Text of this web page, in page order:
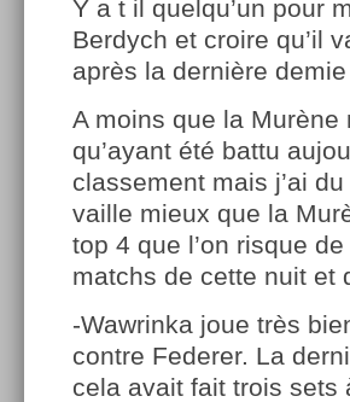
Y a t il quelqu’un pour
Berdych et croire qu’il
après la dernière
A moins que la
qu’ayant été battu
classement mais j’ai
vaille mieux que la
top 4 que l’on risque
matchs de cette nuit et
-Wawrinka joue très
contre Federer. La
cela avait fait trois sets